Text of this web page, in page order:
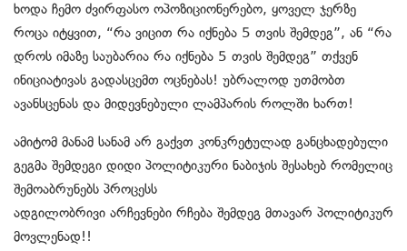
ხოდა ჩემო ძვირფასო ოპოზიციონერებო, ყოველ ჯერზე
როცა იტყვით, “რა ვიცით რა იქნება 5 თვის შემდეგ”, ან “რა
დროს იმაზე საუბარია რა იქნება 5 თვის შემდეგ” თქვენ
ინიციატივას გადასცემთ ოცნებას! უბრალოდ უთმობთ
ავანსცენას და მიდევნებული ლამპარის როლში ხართ!
ამიტომ მანამ სანამ არ გაქვთ კონკრეტულად განცხადებული
გეგმა შემდეგი დიდი პოლიტიკური ნაბიჯის შესახებ რომელიც
შემოაბრუნებს პროცესს
ადგილობრივი არჩევნები რჩება შემდეგ მთავარ პოლიტიკურ
მოვლენად!!